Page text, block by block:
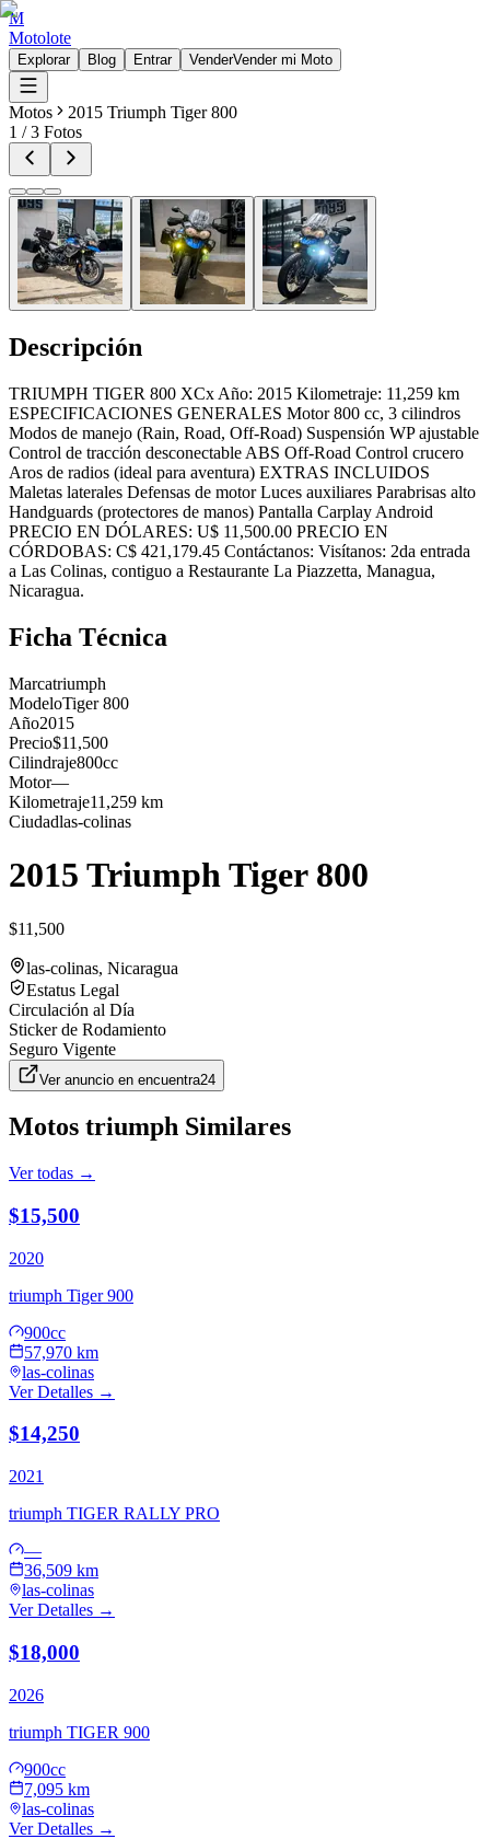
M
Motolote
Explorar Blog Entrar VenderVender mi Moto
Motos
2015 Triumph Tiger 800
1 /3 Fotos
Descripción
TRIUMPH TIGER 800 XCx Año: 2015 Kilometraje: 11,259 km
ESPECIFICACIONES GENERALES Motor 800 cc, 3 cilindros
Modos de manejo (Rain, Road, Off-Road) Suspensión WP ajustable
Control de tracción desconectable ABS Off-Road Control crucero
Aros de radios (ideal para aventura) EXTRAS INCLUIDOS
Maletas laterales Defensas de motor Luces auxiliares Parabrisas alto
Handguards (protectores de manos) Pantalla Carplay Android
PRECIO EN DÓLARES: U$ 11,500.00 PRECIO EN
CÓRDOBAS: C$ 421,179.45 Contáctanos: Visítanos: 2da entrada
a Las Colinas, contiguo a Restaurante La Piazzetta, Managua,
Nicaragua.
Ficha Técnica
Marcatriumph
ModeloTiger 800
Año2015
Precio$11,500
Cilindraje800cc
Motor—
Kilometraje11,259 km
Ciudadlas-colinas
2015 Triumph Tiger 800
$11,500
las-colinas, Nicaragua
Estatus Legal
Circulación al Día
Sticker de Rodamiento
Seguro Vigente
Ver anuncio en encuentra24
Motos triumph Similares
Ver todas →
$15,500
2020
triumph Tiger 900
900cc
57,970 km
las-colinas
Ver Detalles →
$14,250
2021
triumph TIGER RALLY PRO
—
36,509 km
las-colinas
Ver Detalles →
$18,000
2026
triumph TIGER 900
900cc
7,095 km
las-colinas
Ver Detalles →